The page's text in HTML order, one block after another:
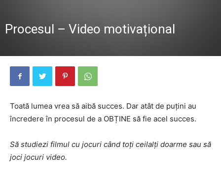
Procesul – Video motivațional
Toată lumea vrea să aibă succes. Dar atât de puțini au
încredere în procesul de a OBȚINE să fie acel succes.
Să studiezi filmul cu jocuri când toți ceilalți doarme sau să
joci jocuri video.